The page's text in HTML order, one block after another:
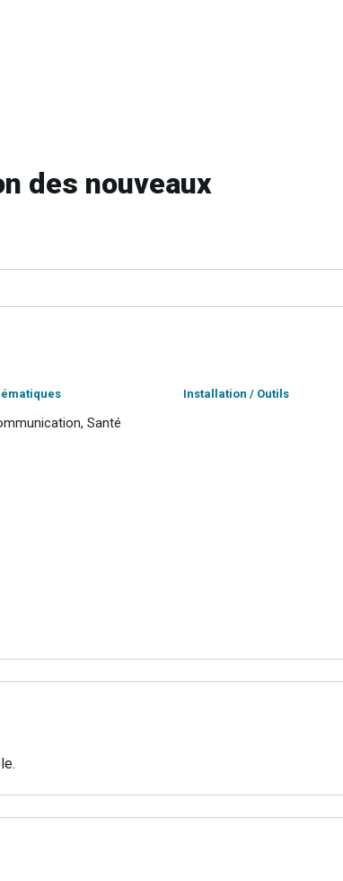
des nouveaux
Santé
Installation / Outils